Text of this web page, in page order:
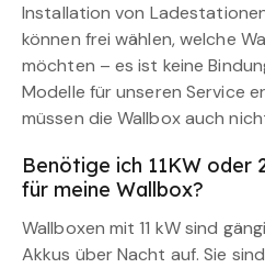
Installation von
können frei wählen, welche
möchten – es ist keine
Modelle für unseren Service
müssen die Wallbox auch
Benötige ich 11KW oder
für meine Wallbox?
Wallboxen mit 11 kW sind
Akkus über Nacht auf. Sie